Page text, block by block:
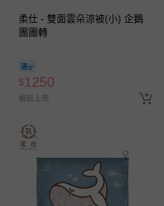
柔仕 - 雙面雲朵涼被(小) 企鵝
團團轉
$1250
最新上架